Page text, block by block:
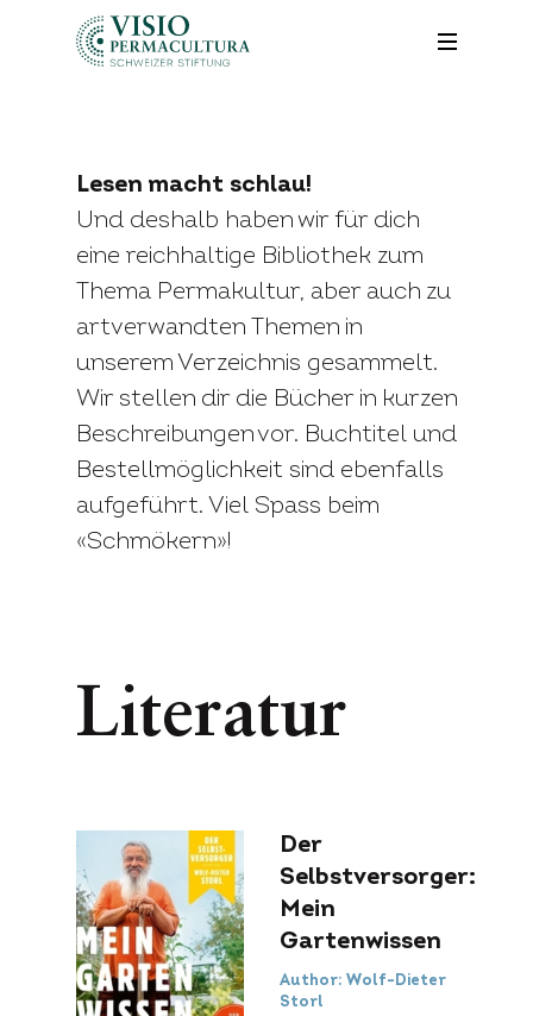
Lesen macht schlau!
Und deshalb haben wir für dich
eine reichhaltige Bibliothek zum
Thema Permakultur, aber auch zu
artverwandten Themen in
unserem Verzeichnis gesammelt.
Wir stellen dir die Bücher in kurzen
Beschreibungen vor. Buchtitel und
Bestellmöglichkeit sind ebenfalls
aufgeführt. Viel Spass beim
«Schmökern»!
Literatur
Der
Selbstversorger:
Mein
Gartenwissen
Author: Wolf-Dieter
Storl